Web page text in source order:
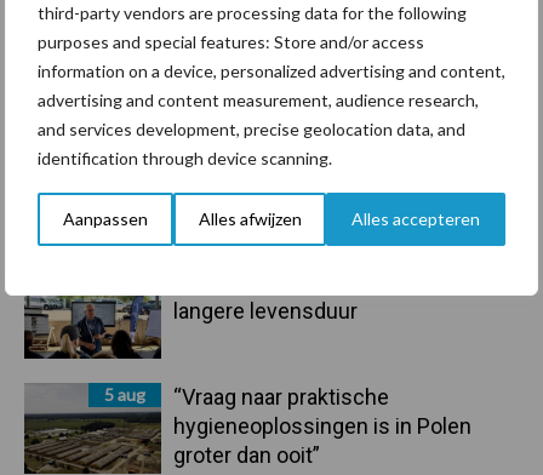
third-party vendors are processing data for the following
purposes and special features: Store and/or access
information on a device, personalized advertising and content,
advertising and content measurement, audience research,
and services development, precise geolocation data, and
identification through device scanning.
Aanpassen Alles afwijzen Alles accepteren
Primaire
Sidebar
Recent nieuws Partner nieuws
6 aug
ForFarmers ziet volume en
marktaandeel groeien in krimpende
Nederlandse markt
langere levensduur
5 aug
“Vraag naar praktische
hygieneoplossingen is in Polen
groter dan ooit”